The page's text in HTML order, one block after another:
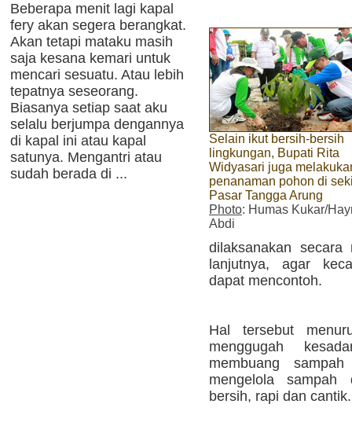
Beberapa menit lagi kapal
fery akan segera berangkat.
Akan tetapi mataku masih
saja kesana kemari untuk
mencari sesuatu. Atau lebih
tepatnya seseorang.
Biasanya setiap saat aku
selalu berjumpa dengannya
di kapal ini atau kapal
satunya. Mengantri atau
sudah berada di ...
Selain ikut bersih-bersih
lingkungan, Bupati Rita
Widyasari juga
penanaman pohon di
Pasar Tangga Arung
Photo: Humas Kukar/
Abdi
dilaksanakan
lanjutnya, agar
dapat mencontoh.
Hal tersebut
menggugah
membuang
mengelola sampah
bersih, rapi dan cantik.